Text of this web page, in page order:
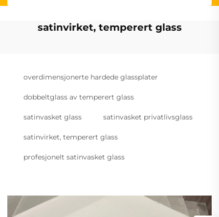
satinvirket, temperert glass
overdimensjonerte hardede glassplater
dobbeltglass av temperert glass
satinvasket glass satinvasket privatlivsglass
satinvirket, temperert glass
profesjonelt satinvasket glass